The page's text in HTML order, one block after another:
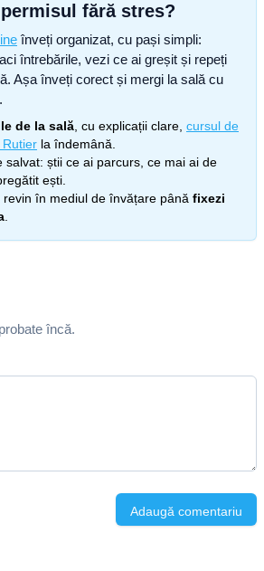
fără stres?
înveți organizat, cu pași simpli:
întrebările, vezi ce ai greșit și repeți
Așa înveți corect și mergi la sală cu
de la sală , cu explicații clare, cursul de
la îndemână.
salvat: știi ce ai parcurs, ce mai ai de
ești.
în mediul de învățare până fixezi
încă.
Adaugă comentariu